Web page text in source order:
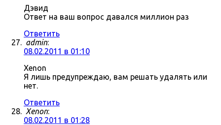
Дэвид
Ответ на ваш вопрос давался миллион раз
Ответить
admin:
08.02.2011 в 01:10
Xenon
Я лишь предупреждаю, вам решать удалять или
нет.
Ответить
Xenon:
08.02.2011 в 01:28